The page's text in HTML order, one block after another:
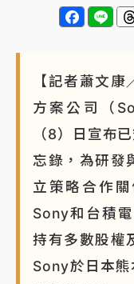
標？ 鴻海本週法
【記者蕭文
方案公司（
（8）日宣布
忘錄，為研發
立策略合作
Sony和台積
持有多數股權
Sony於日本